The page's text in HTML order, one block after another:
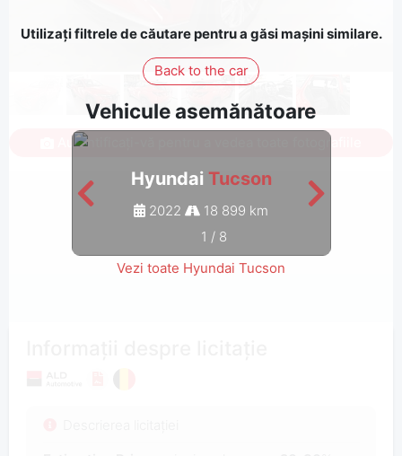
Utilizați filtrele de căutare pentru a găsi mașini similare.
Back to the car
Vehicule asemănătoare
Hyundai Tucson
2022 18 899 km
1 / 8
Vezi toate Hyundai Tucson
Autentificați-vă pentru a vedea toate fotografiile